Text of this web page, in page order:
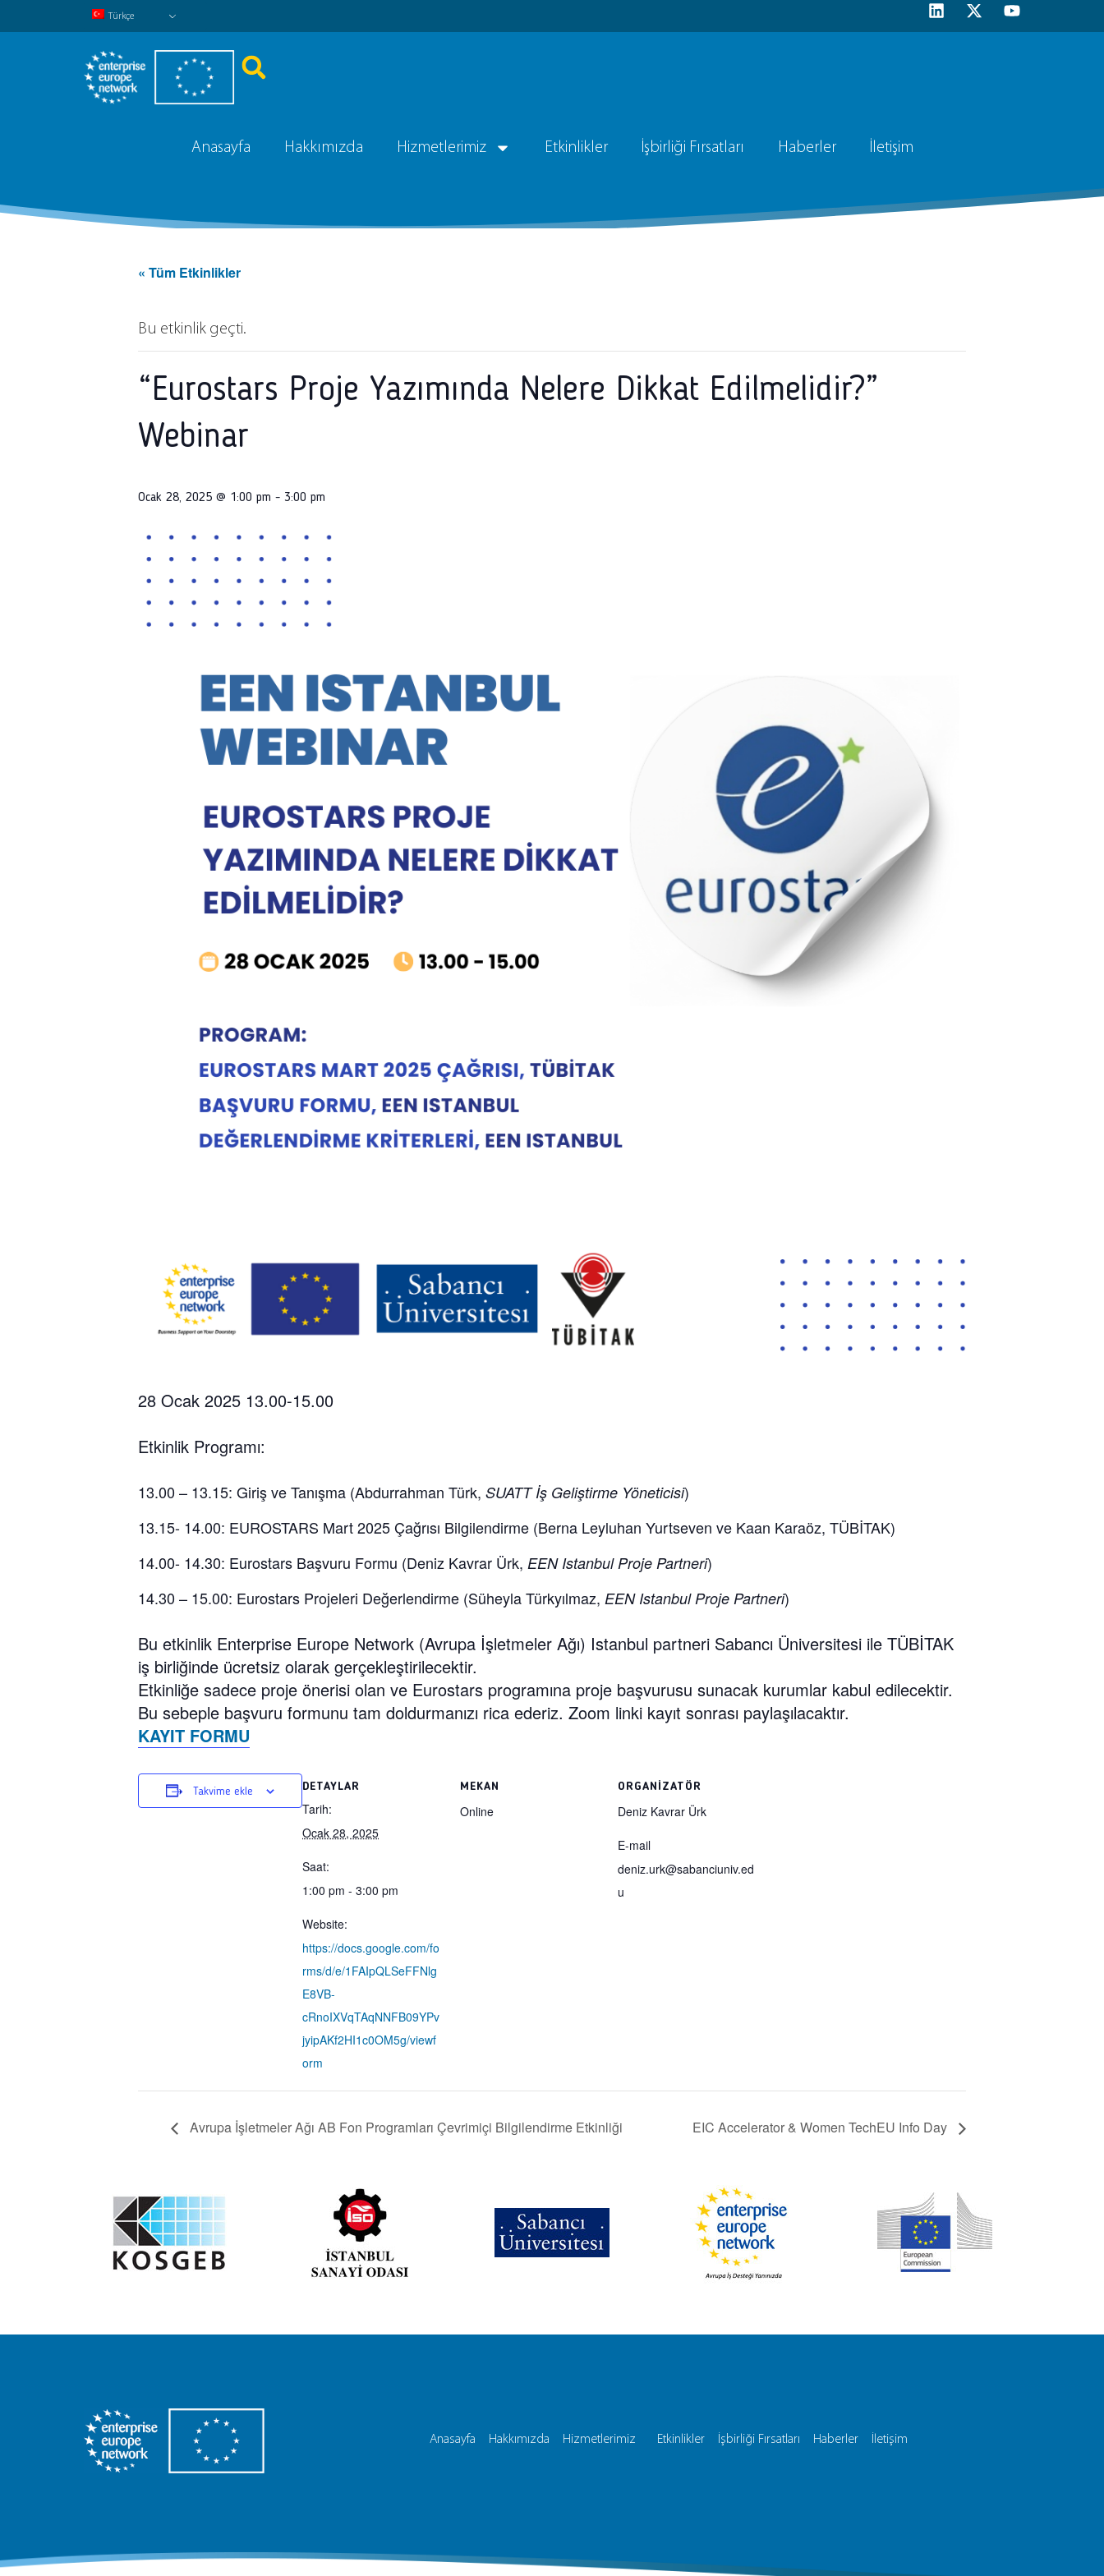
Türkçe
Anasayfa Hakkımızda Hizmetlerimiz Etkinlikler İşbirliği Fırsatları Haberler İletişim
« Tüm Etkinlikler
Bu etkinlik geçti.
“Eurostars Proje Yazımında Nelere Dikkat Edilmelidir?”
Webinar
Ocak 28, 2025 @ 1:00 pm - 3:00 pm
28 Ocak 2025 13.00-15.00
Etkinlik Programı:
13.00 – 13.15: Giriş ve Tanışma (Abdurrahman Türk, SUATT İş Geliştirme Yöneticisi)
13.15- 14.00: EUROSTARS Mart 2025 Çağrısı Bilgilendirme (Berna Leyluhan Yurtseven ve Kaan Karaöz, TÜBİTAK)
14.00- 14.30: Eurostars Başvuru Formu (Deniz Kavrar Ürk, EEN Istanbul Proje Partneri)
14.30 – 15.00: Eurostars Projeleri Değerlendirme (Süheyla Türkyılmaz, EEN Istanbul Proje Partneri)
Bu etkinlik Enterprise Europe Network (Avrupa İşletmeler Ağı) Istanbul partneri Sabancı Üniversitesi ile TÜBİTAK
iş birliğinde ücretsiz olarak gerçekleştirilecektir.
Etkinliğe sadece proje önerisi olan ve Eurostars programına proje başvurusu sunacak kurumlar kabul edilecektir.
Bu sebeple başvuru formunu tam doldurmanızı rica ederiz. Zoom linki kayıt sonrası paylaşılacaktır.
KAYIT FORMU
Takvime ekle DETAYLAR
Tarih:
Ocak 28, 2025
Saat:
1:00 pm - 3:00 pm
Website:
https://docs.google.com/fo
rms/d/e/1FAIpQLSeFFNlg
E8VB-
cRnoIXVqTAqNNFB09YPv
jyipAKf2HI1c0OM5g/viewf
orm
MEKAN
Online
ORGANIZATÖR
Deniz Kavrar Ürk
E-mail
deniz.urk@sabanciuniv.ed
u
Avrupa İşletmeler Ağı AB Fon Programları Çevrimiçi Bilgilendirme Etkinliği EIC Accelerator & Women TechEU Info Day
Anasayfa Hakkımızda Hizmetlerimiz Etkinlikler İşbirliği Fırsatları Haberler İletişim